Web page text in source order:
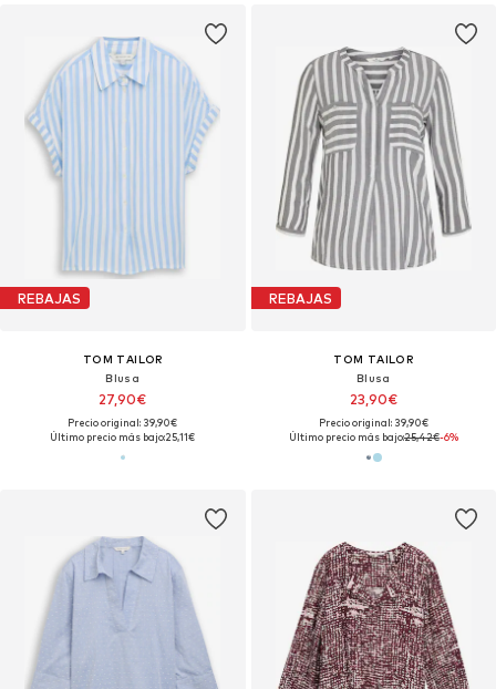
REBAJAS
TOM TAILOR
Blusa
27,90€
Precio original: 39,90€
Último precio más bajo:25,11€
REBAJAS
TOM TAILOR
Blusa
23,90€
Precio original: 39,90€
Último precio más bajo:25,42€-6%